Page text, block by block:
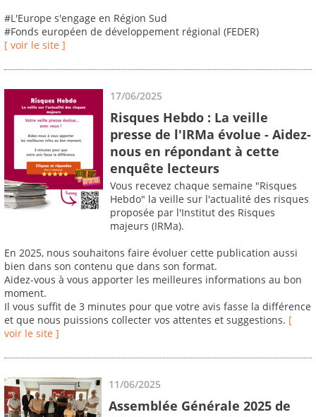
#L'Europe s'engage en Région Sud
#Fonds européen de développement régional (FEDER)
[ voir le site ]
17/06/2025
Risques Hebdo : La veille
presse de l'IRMa évolue - Aidez-
nous en répondant à cette
enquête lecteurs
Vous recevez chaque semaine "Risques
Hebdo" la veille sur l'actualité des risques
proposée par l'Institut des Risques
majeurs (IRMa).
En 2025, nous souhaitons faire évoluer cette publication aussi
bien dans son contenu que dans son format.
Aidez-vous à vous apporter les meilleures informations au bon
moment.
Il vous suffit de 3 minutes pour que votre avis fasse la différence
et que nous puissions collecter vos attentes et suggestions. [
voir le site ]
11/06/2025
Assemblée Générale 2025 de